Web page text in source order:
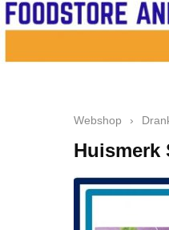
Webshop ›
Huismerk